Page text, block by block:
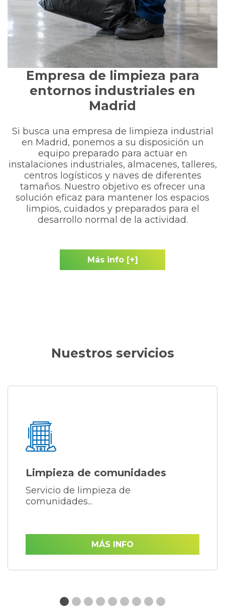
Empresa de limpieza para
entornos industriales en
Madrid
Si busca una empresa de limpieza industrial
en Madrid, ponemos a su disposición un
equipo preparado para actuar en
instalaciones industriales, almacenes, talleres,
centros logísticos y naves de diferentes
tamaños. Nuestro objetivo es ofrecer una
solución eficaz para mantener los espacios
limpios, cuidados y preparados para el
desarrollo normal de la actividad.
Más info [+]
Nuestros servicios
Limpieza de comunidades
Servicio de limpieza de
comunidades...
MÁS INFO